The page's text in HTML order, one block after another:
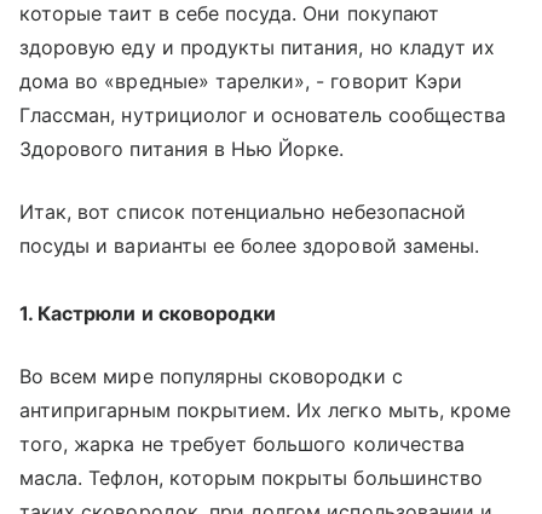
которые таит в себе посуда. Они покупают
здоровую еду и продукты питания, но кладут их
дома во «вредные» тарелки», - говорит Кэри
Глассман, нутрициолог и основатель сообщества
Здорового питания в Нью Йорке.
Итак, вот список потенциально небезопасной
посуды и варианты ее более здоровой замены.
1. Кастрюли и сковородки
Во всем мире популярны сковородки с
антипригарным покрытием. Их легко мыть, кроме
того, жарка не требует большого количества
масла. Тефлон, которым покрыты большинство